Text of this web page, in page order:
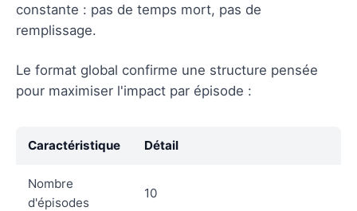
constante : pas de temps mort, pas de
remplissage.
Le format global confirme une structure pensée
pour maximiser l'impact par épisode :
Caractéristique Détail
Nombre
d'épisodes
10